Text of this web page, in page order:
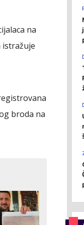
na
istražuje
broda na
1